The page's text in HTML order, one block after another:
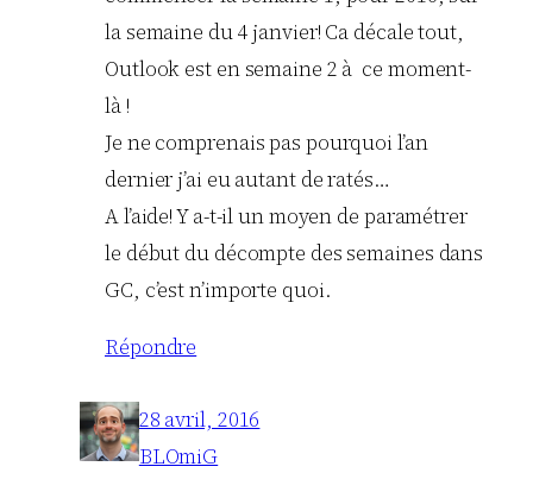
la semaine du 4 janvier! Ca décale tout,
Outlook est en semaine 2 à ce moment-
là !
Je ne comprenais pas pourquoi l’an
dernier j’ai eu autant de ratés…
A l’aide! Y a-t-il un moyen de paramétrer
le début du décompte des semaines dans
GC, c’est n’importe quoi.
Répondre
28 avril, 2016
BLOmiG